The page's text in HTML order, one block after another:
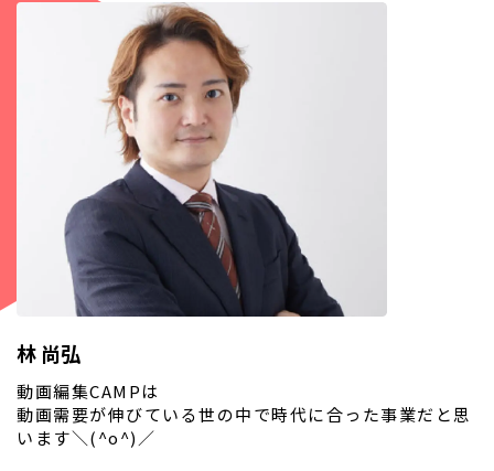
林 尚弘
動画編集CAMPは
動画需要が伸びている世の中で時代に合った事業だと思
います＼(^o^)／